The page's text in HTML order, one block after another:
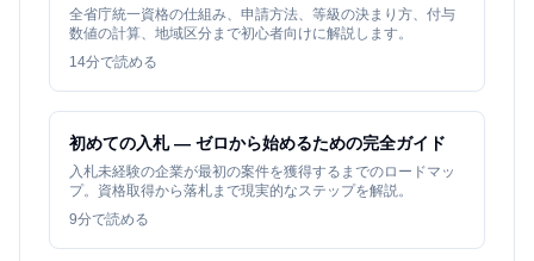
全省庁統一資格の仕組み、申請方法、等級の決まり方、付与
数値の計算、地域区分まで初心者向けに解説します。
14分で読める
初めての入札 — ゼロから始めるための完全ガイド
入札未経験の企業が最初の案件を獲得するまでのロードマッ
プ。資格取得から落札まで現実的なステップを解説。
9分で読める